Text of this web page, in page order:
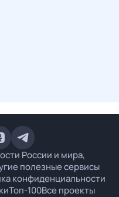
России и мира,
полезные сервисы
конфиденциальности
Топ-100Все проекты